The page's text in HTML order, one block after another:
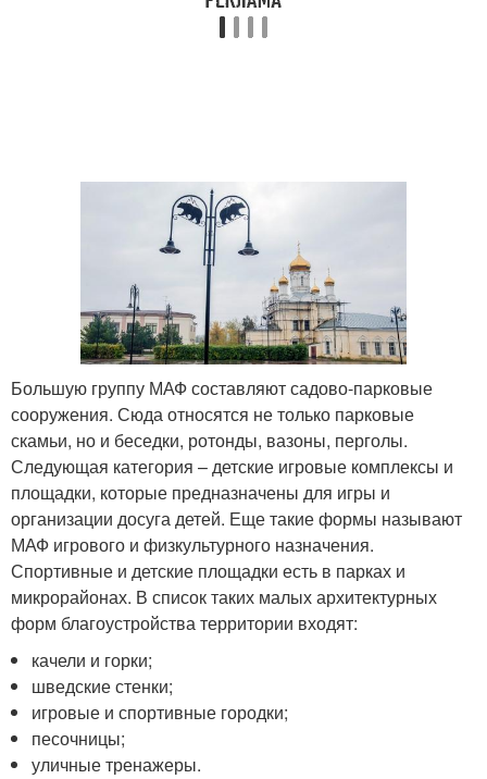
Большую группу МАФ составляют садово-парковые
сооружения. Сюда относятся не только парковые
скамьи, но и беседки, ротонды, вазоны, перголы.
Следующая категория – детские игровые комплексы и
площадки, которые предназначены для игры и
организации досуга детей. Еще такие формы называют
МАФ игрового и физкультурного назначения.
Спортивные и детские площадки есть в парках и
микрорайонах. В список таких малых архитектурных
форм благоустройства территории входят:
качели и горки;
шведские стенки;
игровые и спортивные городки;
песочницы;
уличные тренажеры.